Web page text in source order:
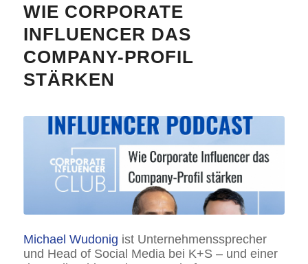
WIE CORPORATE
INFLUENCER DAS
COMPANY-PROFIL
STÄRKEN
Michael Wudonig ist Unternehmenssprecher
und Head of Social Media bei K+S – und einer